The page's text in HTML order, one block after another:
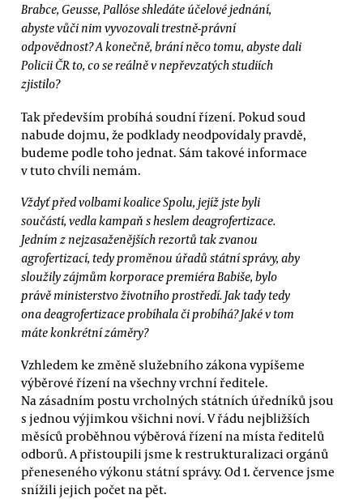
Brabce, Geusse, Pallóse shledáte účelové jednání,
abyste vůči nim vyvozovali trestně-právní
odpovědnost? A konečně, brání něco tomu, abyste dali
Policii ČR to, co se reálně v nepřevzatých studiích
zjistilo?
Tak především probíhá soudní řízení. Pokud soud
nabude dojmu, že podklady neodpovídaly pravdě,
budeme podle toho jednat. Sám takové informace
v tuto chvíli nemám.
Vždyť před volbami koalice Spolu, jejíž jste byli
součástí, vedla kampaň s heslem deagrofertizace.
Jedním z nejzasaženějších rezortů tak zvanou
agrofertizací, tedy proměnou úřadů státní správy, aby
sloužily zájmům korporace premiéra Babiše, bylo
právě ministerstvo životního prostředí. Jak tady tedy
ona deagrofertizace probíhala či probíhá? Jaké v tom
máte konkrétní záměry?
Vzhledem ke změně služebního zákona vypíšeme
výběrové řízení na všechny vrchní ředitele.
Na zásadním postu vrcholných státních úředníků jsou
s jednou výjimkou všichni noví. V řádu nejbližších
měsíců proběhnou výběrová řízení na místa ředitelů
odborů. A přistoupili jsme k restrukturalizaci orgánů
přeneseného výkonu státní správy. Od 1. července jsme
snížili jejich počet na pět.